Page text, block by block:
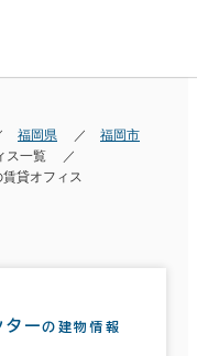
福岡県
福岡市
ス一覧
貸オフィス
ターの建物情報